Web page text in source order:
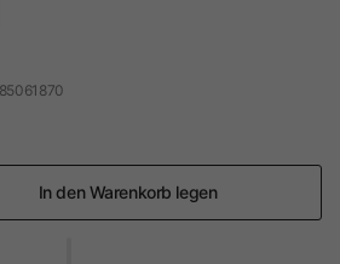
In den Warenkorb legen